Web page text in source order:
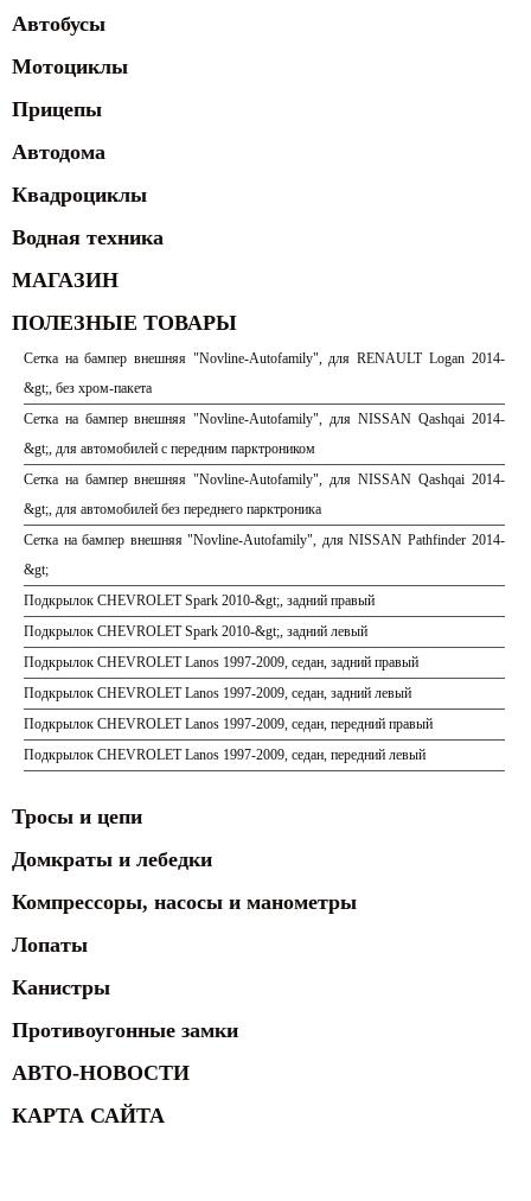
Автобусы
Мотоциклы
Прицепы
Автодома
Квадроциклы
Водная техника
МАГАЗИН
ПОЛЕЗНЫЕ ТОВАРЫ
Сетка на бампер внешняя "Novline-Autofamily", для RENAULT Logan 2014-
&gt;, без хром-пакета
Сетка на бампер внешняя "Novline-Autofamily", для NISSAN Qashqai 2014-
&gt;, для автомобилей с передним парктроником
Сетка на бампер внешняя "Novline-Autofamily", для NISSAN Qashqai 2014-
&gt;, для автомобилей без переднего парктроника
Сетка на бампер внешняя "Novline-Autofamily", для NISSAN Pathfinder 2014-
&gt;
Подкрылок CHEVROLET Spark 2010-&gt;, задний правый
Подкрылок CHEVROLET Spark 2010-&gt;, задний левый
Подкрылок CHEVROLET Lanos 1997-2009, седан, задний правый
Подкрылок CHEVROLET Lanos 1997-2009, седан, задний левый
Подкрылок CHEVROLET Lanos 1997-2009, седан, передний правый
Подкрылок CHEVROLET Lanos 1997-2009, седан, передний левый
Тросы и цепи
Домкраты и лебедки
Компрессоры, насосы и манометры
Лопаты
Канистры
Противоугонные замки
АВТО-НОВОСТИ
КАРТА САЙТА